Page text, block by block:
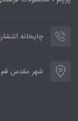
چاپخانه انتشارت
شهر مقدس قم